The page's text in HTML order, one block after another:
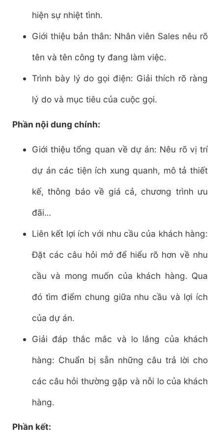
hiện sự nhiệt tình.
Giới thiệu bản thân: Nhân viên Sales nêu rõ
tên và tên công ty đang làm việc.
Trình bày lý do gọi điện: Giải thích rõ ràng
lý do và mục tiêu của cuộc gọi.
Phần nội dung chính:
Giới thiệu tổng quan về dự án: Nêu rõ vị trí
dự án các tiện ích xung quanh, mô tả thiết
kế, thông báo về giá cả, chương trình ưu
đãi…
Liên kết lợi ích với nhu cầu của khách hàng:
Đặt các câu hỏi mở để hiểu rõ hơn về nhu
cầu và mong muốn của khách hàng. Qua
đó tìm điểm chung giữa nhu cầu và lợi ích
của dự án.
Giải đáp thắc mắc và lo lắng của khách
hàng: Chuẩn bị sẵn những câu trả lời cho
các câu hỏi thường gặp và nỗi lo của khách
hàng.
Phần kết: